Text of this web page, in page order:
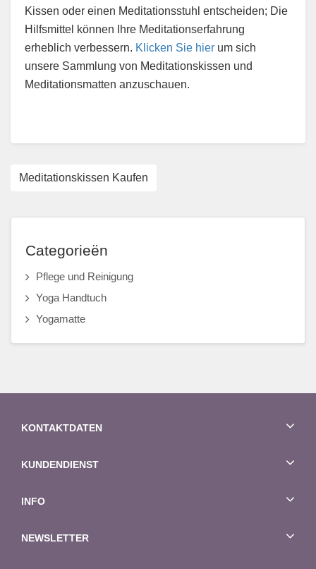
Kissen oder einen Meditationsstuhl entscheiden; Die
Hilfsmittel können Ihre Meditationserfahrung
erheblich verbessern. Klicken Sie hier um sich
unsere Sammlung von Meditationskissen und
Meditationsmatten anzuschauen.
Meditationskissen Kaufen
Categorieën
Pflege und Reinigung
Yoga Handtuch
Yogamatte
KONTAKTDATEN
KUNDENDIENST
INFO
NEWSLETTER